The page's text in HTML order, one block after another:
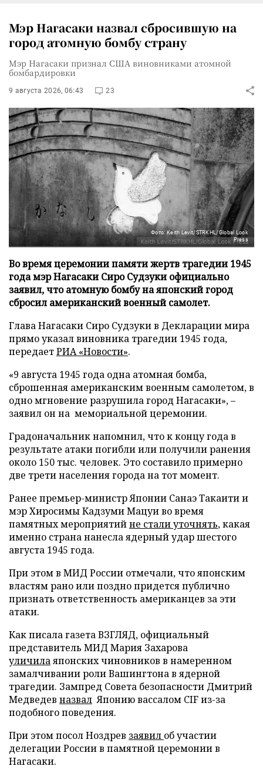
Мэр Нагасаки назвал сбросившую на
город атомную бомбу страну
Мэр Нагасаки признал США виновниками атомной
бомбардировки
9 августа 2026, 06:43 23
Фото: Keith Levit/STRKHL/Global Look
Press
Во время церемонии памяти жертв трагедии 1945
года мэр Нагасаки Сиро Судзуки официально
заявил, что атомную бомбу на японский город
сбросил американский военный самолет.
Глава Нагасаки Сиро Судзуки в Декларации мира
прямо указал виновника трагедии 1945 года,
передаетРИА «Новости».
«9 августа 1945 года одна атомная бомба,
сброшенная американским военным самолетом, в
одно мгновение разрушила город Нагасаки», –
заявил он на мемориальной церемонии.
Градоначальник напомнил, что к концу года в
результате атаки погибли или получили ранения
около 150 тыс. человек. Это составило примерно
две трети населения города на тот момент.
Ранее премьер-министр Японии Санаэ Такаити и
мэр Хиросимы Кадзуми Мацуи во время
памятных мероприятийне стали уточнять, какая
именно страна нанесла ядерный удар шестого
августа 1945 года.
При этом в МИД России отмечали, что японским
властям рано или поздно придется публично
признать ответственность американцев за эти
атаки.
Как писала газета ВЗГЛЯД, официальный
представитель МИД Мария Захарова
уличилаяпонских чиновников в намеренном
замалчивании роли Вашингтона в ядерной
трагедии. Зампред Совета безопасности Дмитрий
Медведев назвал Японию вассалом CIF из-за
подобного поведения.
При этом посол Ноздрев заявил об участии
делегации России в памятной церемонии в
Нагасаки.